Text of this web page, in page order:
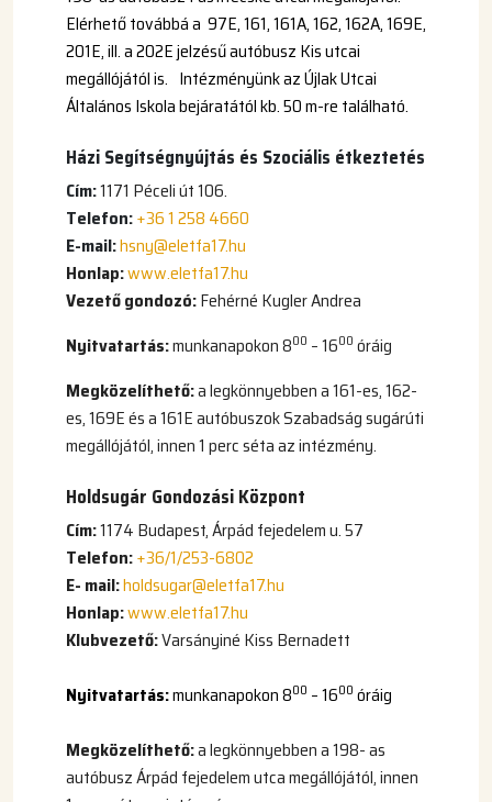
Elérhető továbbá a 97E, 161, 161A, 162, 162A, 169E,
201E, ill. a 202E jelzésű autóbusz Kis utcai
megállójától is. Intézményünk az Újlak Utcai
Általános Iskola bejáratától kb. 50 m-re található.
Házi Segítségnyújtás és Szociális étkeztetés
Cím:1171 Péceli út 106.
Telefon:+36 1 258 4660
E-mail:hsny@eletfa17.hu
Honlap:www.eletfa17.hu
Vezető gondozó:Fehérné Kugler Andrea
Nyitvatartás:munkanapokon 800 – 1600 óráig
Megközelíthető:a legkönnyebben a 161-es, 162-
es, 169E és a 161E autóbuszok Szabadság sugárúti
megállójától, innen 1 perc séta az intézmény.
Holdsugár Gondozási Központ
Cím:1174 Budapest, Árpád fejedelem u. 57
Telefon:+36/1/253-6802
E- mail:holdsugar@eletfa17.hu
Honlap:www.eletfa17.hu
Klubvezető:Varsányiné Kiss Bernadett
Nyitvatartás:munkanapokon 800 – 1600 óráig
Megközelíthető:a legkönnyebben a 198- as
autóbusz Árpád fejedelem utca megállójától, innen